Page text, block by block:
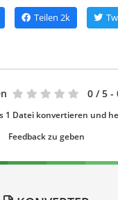
Teilen 2k
0 / 5 -
1 Datei konvertieren und
Feedback zu geben